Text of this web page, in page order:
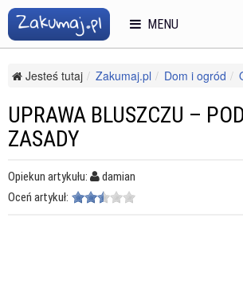
Jesteś tutaj Zakumaj.pl Dom i ogród
UPRAWA BLUSZCZU –
ZASADY
Opiekun artykułu:
damian
Oceń artykuł:
MENU